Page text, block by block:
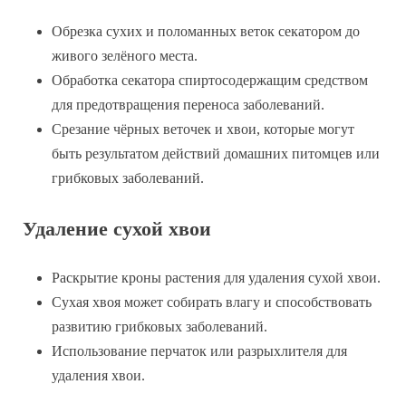
Обрезка сухих и поломанных веток секатором до
живого зелёного места.
Обработка секатора спиртосодержащим средством
для предотвращения переноса заболеваний.
Срезание чёрных веточек и хвои, которые могут
быть результатом действий домашних питомцев или
грибковых заболеваний.
Удаление сухой хвои
Раскрытие кроны растения для удаления сухой хвои.
Сухая хвоя может собирать влагу и способствовать
развитию грибковых заболеваний.
Использование перчаток или разрыхлителя для
удаления хвои.